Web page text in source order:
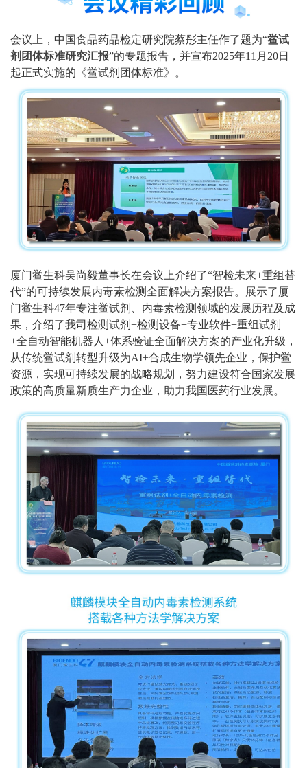
会议上 ，中国食品药品检定研究院蔡彤主任作了题为“鲎试
剂团体标准研究汇报”的专题报告 ， 并宣布2025年11月20日
起正式实施的《鲎试剂团体标准》 。
厦门鲎生科吴尚毅董事长在会议上介绍了“智检未来+重组替
代”的可持续发展内毒素检测全面解决方案报告。展示了厦
门鲎生科47年专注鲎试剂、内毒素检测领域的发展历程及成
果，介绍了我司检测试剂+检测设备+专业软件+重组试剂
+全自动智能机器人+体系验证全面解决方案的产业化升级，
从传统鲎试剂转型升级为AI+合成生物学领先企业，保护鲎
资源，实现可持续发展的战略规划，努力建设符合国家发展
政策的高质量新质生产力企业，助力我国医药行业发展。